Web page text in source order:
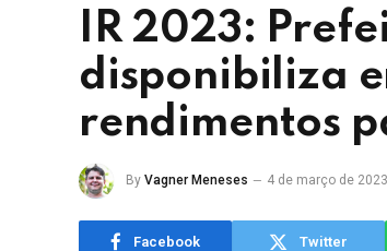
IR 2023:
disponibiliza
rendimentos
By Vagner Meneses 4 de março de 2023
Facebook Twitter